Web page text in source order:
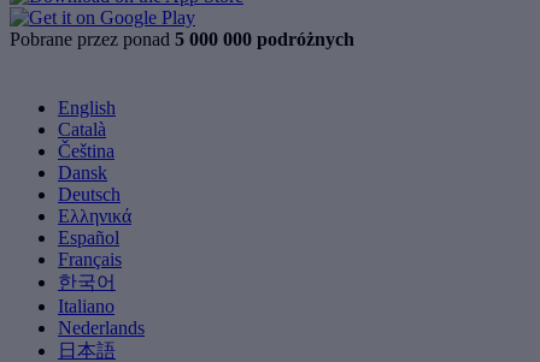
Pobrane przez ponad 5 000 000 podróżnych
English
Català
Čeština
Dansk
Deutsch
Ελληνικά
Español
Français
한국어
Italiano
Nederlands
日本語